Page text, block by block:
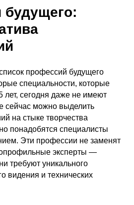
профессий будущего
специальности, которые
лет, сегодня даже не имеют
сейчас можно выделить
на стыке творчества
понадобятся специалисты
Эти профессии не заменят
эксперты —
требуют уникального
видения и технических